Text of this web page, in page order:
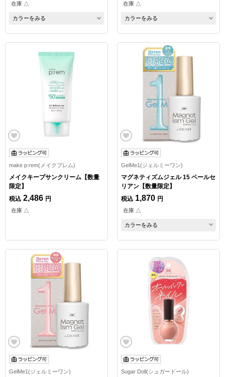
在庫 △
カラーをみる
在庫 △
カラーをみる
make p:rem(メイクプレム)
メイクキープサンクリーム【数量
限定】
税込 2,486 円
在庫 △
GelMe1(ジェルミーワン)
マグネティズムジェル 15 ペールセ
リアン【数量限定】
税込 1,870 円
在庫 △
カラーをみる
GelMe1(ジェルミーワン) Sugar Doll(シュガードール)